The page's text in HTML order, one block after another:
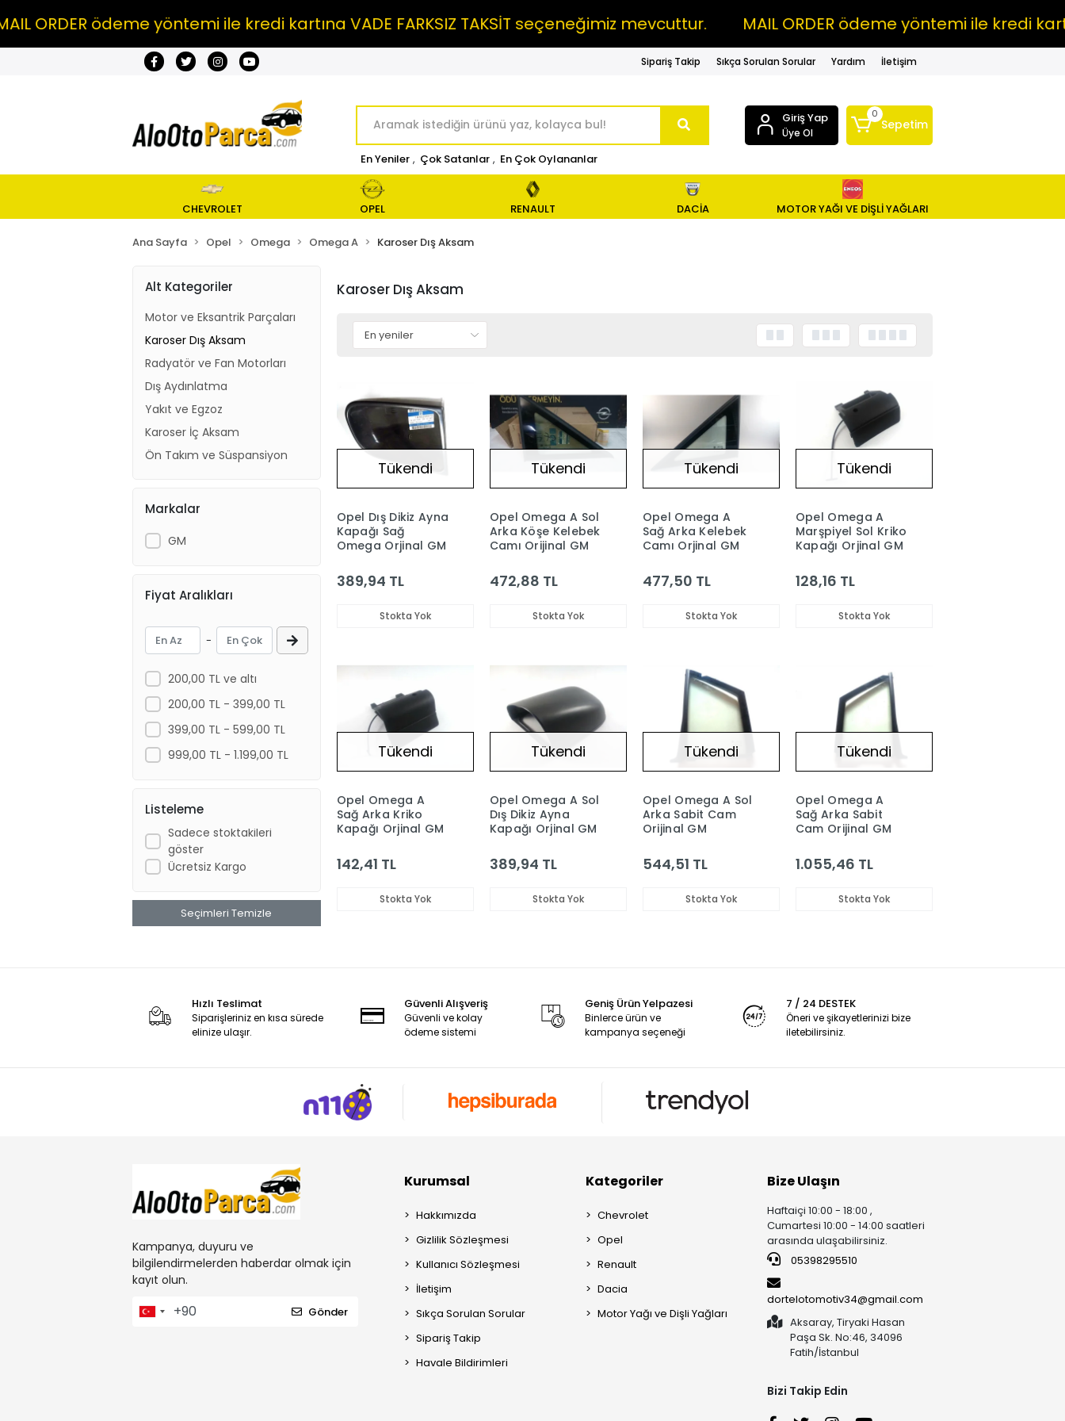
ORDER ödeme yöntemi ile kredi kartına VADE FARKSIZ TAKSİT seçeneğimiz mevcuttur. MAIL ORDER ödeme yöntemi ile kredi
Sipariş Takip Sıkça Sorulan Sorular Yardım İletişim
En Yeniler , Çok Satanlar , En Çok Oylananlar
Giriş Yap
Üye Ol
0
Sepetim
CHEVROLET OPEL RENAULT DACİA MOTOR YAĞI VE DİŞLİ YAĞLARI
Ana Sayfa Opel Omega Omega A Karoser Dış Aksam
Alt Kategoriler
Motor ve Eksantrik Parçaları
Karoser Dış Aksam
Radyatör ve Fan Motorları
Dış Aydınlatma
Yakıt ve Egzoz
Karoser İç Aksam
Ön Takım ve Süspansiyon
Markalar
GM
Fiyat Aralıkları
-
200,00 TL ve altı
200,00 TL - 399,00 TL
399,00 TL - 599,00 TL
999,00 TL - 1.199,00 TL
Listeleme
Sadece stoktakileri
göster
Ücretsiz Kargo
Seçimleri Temizle
Karoser Dış Aksam
Tükendi
Opel Dış Dikiz Ayna
Kapağı Sağ
Omega Orjinal GM
389,94 TL
Stokta Yok
Tükendi
Opel Omega A Sol
Arka Köşe Kelebek
Camı Orijinal GM
472,88 TL
Stokta Yok
Tükendi
Opel Omega A
Sağ Arka Kelebek
Camı Orjinal GM
477,50 TL
Stokta Yok
Tükendi
Opel Omega A
Marşpiyel Sol Kriko
Kapağı Orjinal GM
128,16 TL
Stokta Yok
Tükendi
Opel Omega A
Sağ Arka Kriko
Kapağı Orjinal GM
142,41 TL
Stokta Yok
Tükendi
Opel Omega A Sol
Dış Dikiz Ayna
Kapağı Orjinal GM
389,94 TL
Stokta Yok
Tükendi
Opel Omega A Sol
Arka Sabit Cam
Orijinal GM
544,51 TL
Stokta Yok
Tükendi
Opel Omega A
Sağ Arka Sabit
Cam Orijinal GM
1.055,46 TL
Stokta Yok
Hızlı Teslimat
Siparişleriniz en kısa sürede
elinize ulaşır.
Güvenli Alışveriş
Güvenli ve kolay
ödeme sistemi
Geniş Ürün Yelpazesi
Binlerce ürün ve
kampanya seçeneği
7 / 24 DESTEK
Öneri ve şikayetlerinizi bize
iletebilirsiniz.
Kampanya, duyuru ve
bilgilendirmelerden haberdar olmak için
kayıt olun.
Gönder
Kurumsal
Hakkımızda
Gizlilik Sözleşmesi
Kullanıcı Sözleşmesi
İletişim
Sıkça Sorulan Sorular
Sipariş Takip
Havale Bildirimleri
Kategoriler
Chevrolet
Opel
Renault
Dacia
Motor Yağı ve Dişli Yağları
Bize Ulaşın
Haftaiçi 10:00 - 18:00 ,
Cumartesi 10:00 - 14:00 saatleri
arasında ulaşabilirsiniz.
05398295510
dortelotomotiv34@gmail.com
Aksaray, Tiryaki Hasan
Paşa Sk. No:46, 34096
Fatih/İstanbul
Bizi Takip Edin